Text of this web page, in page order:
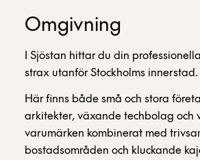
Omgivning
I Sjöstan hittar du din
strax utanför Stockholms innerstad.
Här finns både små och stora
arkitekter, växande techbolag och
varumärken kombinerat med
bostadsområden och kluckande